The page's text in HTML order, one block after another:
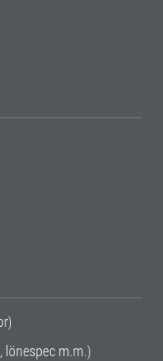
lönespec m.m.)